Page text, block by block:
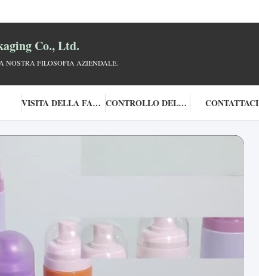
Co., Ltd.
NOSTRA FILOSOFIA AZIENDALE.
VISITA DELLA FABBRICA CONTROLLO DELLA QUALITÀ CONTATTACI